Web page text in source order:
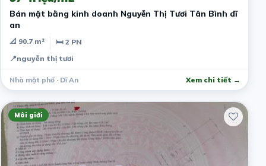
Bán mặt bằng kinh doanh Nguyễn Thị Tươi Tân Bình dĩ
an
📐 90.7 m²
🛏 2 PN
📍nguyễn thị tươi
Nhà mặt phố · Dĩ An Xem chi tiết →
Môi giới